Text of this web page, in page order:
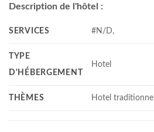
Description de l'hôtel :
SERVICES #N/D,
TYPE
D'HÉBERGEMENT
Hotel
THÈMES Hotel traditionnel